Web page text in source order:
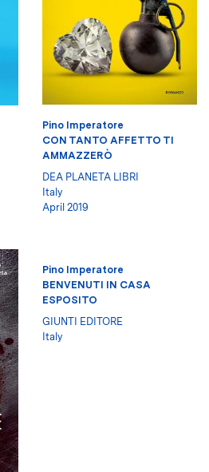
Pino Imperatore
CON TANTO AFFETTO TI
AMMAZZERÒ
DEA PLANETA LIBRI
Italy
April 2019
Pino Imperatore
BENVENUTI IN CASA
ESPOSITO
GIUNTI EDITORE
Italy